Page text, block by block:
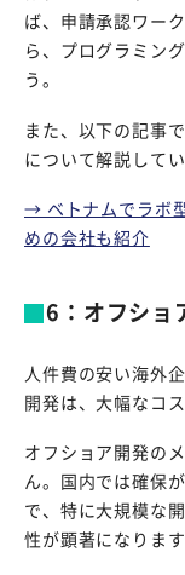
ば、申請承認ワー
ら、プログラミン
う。
また、以下の記事
について解説して
→ ベトナムでラボ
めの会社も紹介
6：オフショ
人件費の安い海外
開発は、大幅なコ
オフショア開発の
ん。国内では確保
で、特に大規模な
性が顕著になります